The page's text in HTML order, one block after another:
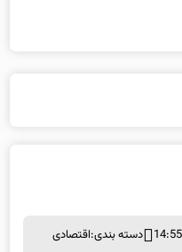
دسته بندی:اقتصادی